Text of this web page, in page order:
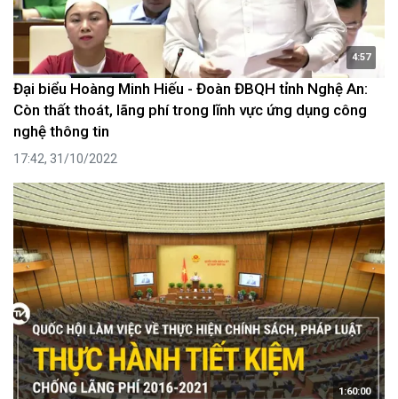
4:57
Đại biểu Hoàng Minh Hiếu - Đoàn ĐBQH tỉnh Nghệ An:
Còn thất thoát, lãng phí trong lĩnh vực ứng dụng công
nghệ thông tin
17:42, 31/10/2022
1:60:00